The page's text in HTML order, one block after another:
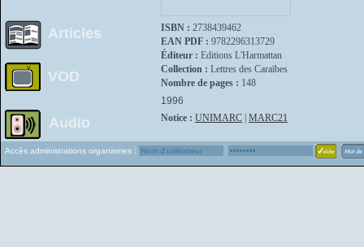
Articles
VOD
Audio
ISBN : 2738439462
EAN PDF : 9782296313729
Éditeur : Editions L'Harmattan
Collection : Lettres des Caraïbes
Nombre de pages : 148
1996
Notice : UNIMARC MARC21
Accès administrations organismes :